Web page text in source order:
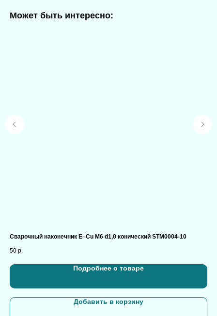
Может быть интересно:
Сварочный наконечник E–Cu М6 d1,0 конический STM0004-10
50 р.
Подробнее о товаре
Добавить в корзину